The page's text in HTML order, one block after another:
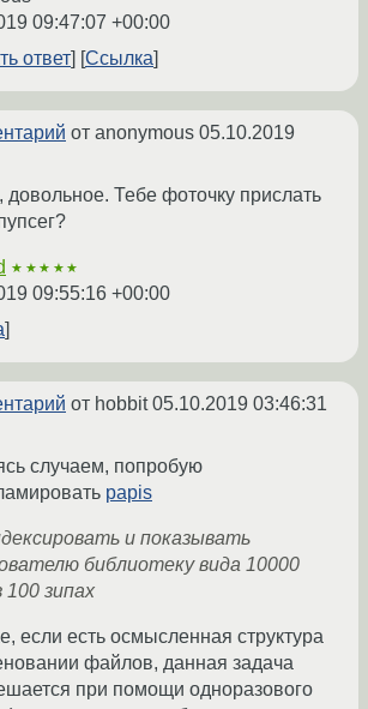
09:47:07 +00:00
ответ
Ссылка
от anonymous 05.10.2019
довольное. Тебе фоточку прислать
★★★★★
09:55:16 +00:00
от hobbit05.10.2019 03:46:31
случаем, попробую
papis
и показывать
библиотеку вида 10000
100 зипах
если есть осмысленная структура
файлов, данная задача
при помощи одноразового